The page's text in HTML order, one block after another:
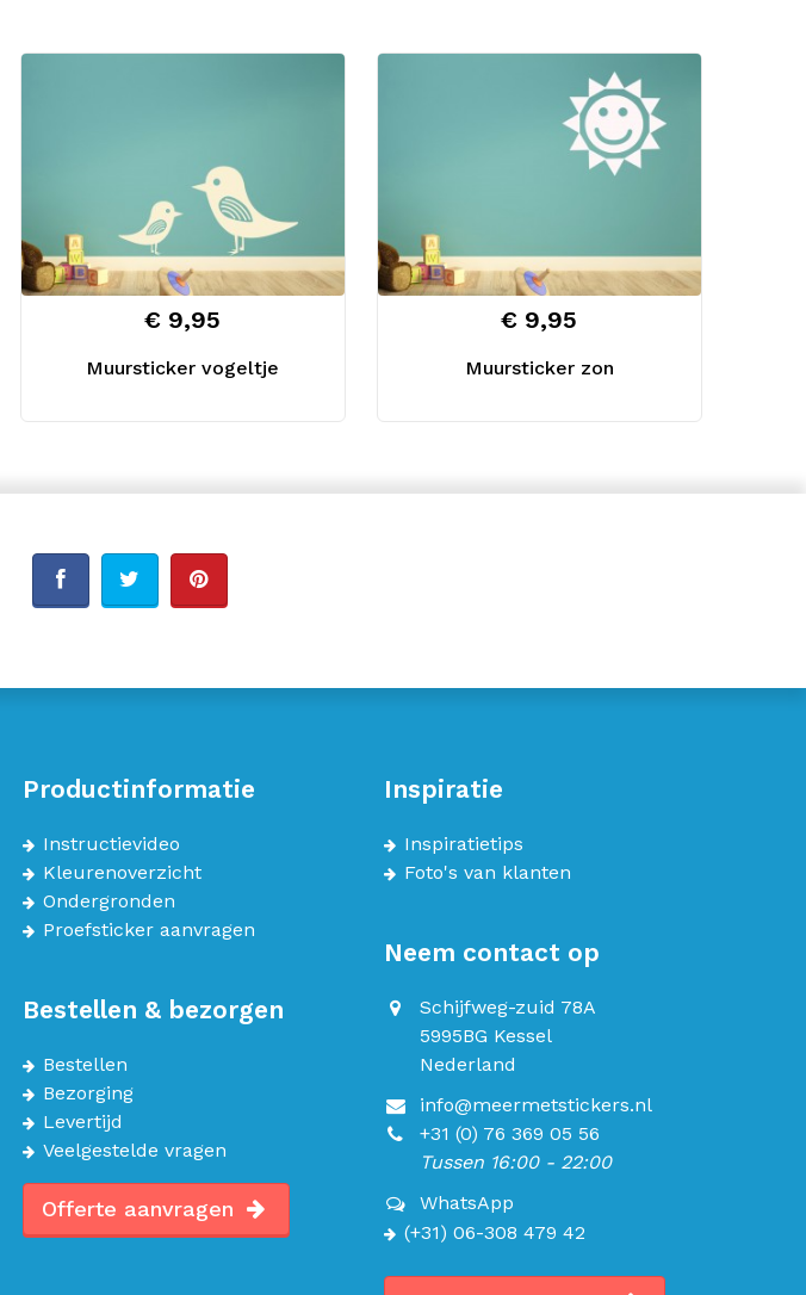
Muursticker vogeltje
€ 9,95
Muursticker zon
€ 9,95
Productinformatie
Instructievideo
Kleurenoverzicht
Ondergronden
Proefsticker aanvragen
Bestellen & bezorgen
Bestellen
Bezorging
Levertijd
Veelgestelde vragen
Offerte aanvragen
Inspiratie
Inspiratietips
Foto's van klanten
Neem contact op
Schijfweg-zuid 78A
5995BG Kessel
Nederland
info@meermetstickers.nl
+31 (0) 76 369 05 56
Tussen 16:00 - 22:00
WhatsApp
(+31) 06-308 479 42